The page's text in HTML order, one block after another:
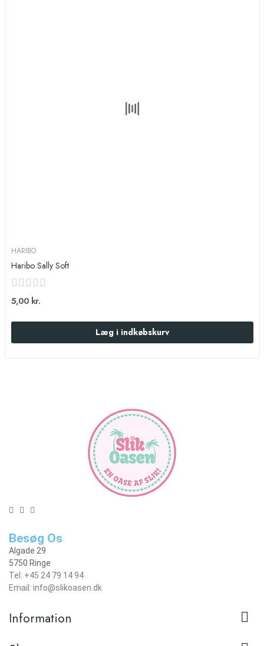
HARIBO
Haribo Sally Soft
5,00 kr.
Læg i indkøbskurv
Besøg Os
Algade 29
5750 Ringe
Tel: +45 24 79 14 94
Email: info@slikoasen.dk
Information 